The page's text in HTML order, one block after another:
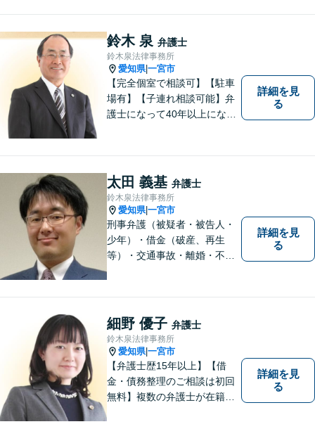
などの家事事件を解決してき
ました。特に交通事故では多
くの後遺障害事故や死亡事故
を解決してきました。
鈴木 泉 弁護士
鈴木泉法律事務所
愛知県|一宮市
【完全個室で相談可】【駐車
場有】【子連れ相談可能】弁
護士になって40年以上になり
す。「こんなこと相談しても
いいのか分からない」という
方も、まずはお気軽にご相談
ください。
詳細を見
る
太田 義基 弁護士
鈴木泉法律事務所
愛知県|一宮市
刑事弁護（被疑者・被告人・
少年）・借金（破産、再生
等）・交通事故・離婚・不貞
売買等）・親族関係を巡るト
ラブル（相続、遺言等）・犯
罪被害者対応を主に取り扱っ
ております
詳細を見
る
細野 優子 弁護士
鈴木泉法律事務所
愛知県|一宮市
【弁護士歴15年以上】【借
金・債務整理のご相談は初回
無料】複数の弁護士が在籍し
詳細を見
る